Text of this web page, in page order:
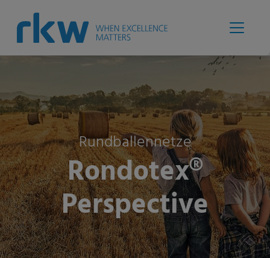
Rundballennetze
Rondotex®
Perspective